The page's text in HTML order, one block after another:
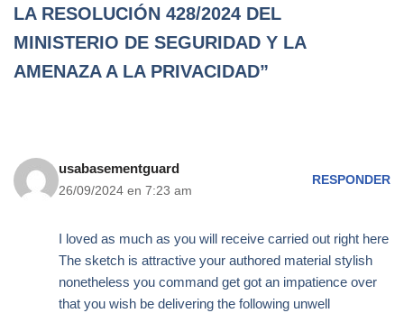
LA RESOLUCIÓN 428/2024 DEL
MINISTERIO DE SEGURIDAD Y LA
AMENAZA A LA PRIVACIDAD”
usabasementguard
26/09/2024 en 7:23 am
RESPONDER
I loved as much as you will receive carried out right here
The sketch is attractive your authored material stylish
nonetheless you command get got an impatience over
that you wish be delivering the following unwell